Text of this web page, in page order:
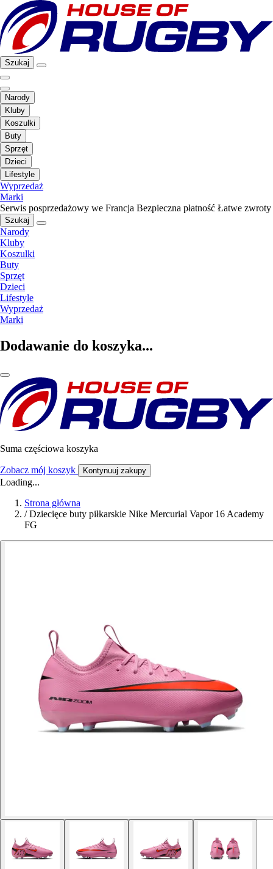
Szukaj
Narody
Kluby
Koszulki
Buty
Sprzęt
Dzieci
Lifestyle
Wyprzedaż
Marki
Serwis posprzedażowy we Francja Bezpieczna płatność Łatwe zwroty
Szukaj
Narody
Kluby
Koszulki
Buty
Sprzęt
Dzieci
Lifestyle
Wyprzedaż
Marki
Dodawanie do koszyka...
Suma częściowa koszyka
Zobacz mój koszyk Kontynuuj zakupy
Loading...
Strona główna
/ Dziecięce buty piłkarskie Nike Mercurial Vapor 16 Academy
FG